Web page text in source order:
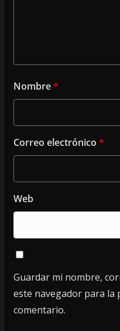
Nombre*
Correo electrónico *
Web
Guardar mi nombre,
este navegador para la
comentario.